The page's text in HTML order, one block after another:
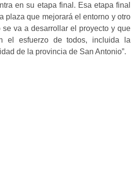
en su etapa final. Esa etapa final
plaza que mejorará el entorno y otro
va a desarrollar el proyecto y que
el esfuerzo de todos, incluida la
de la provincia de San Antonio”.